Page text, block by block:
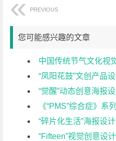
PREVIOUS
您可能感兴趣的文章
中国传统节气文化视觉元素在“朝
“凤阳花鼓”文创产品
“觉醒”动态创意海报
《“PMS”综合症》系
“碎片化生活”海报设
“Fifteen”视觉创意设